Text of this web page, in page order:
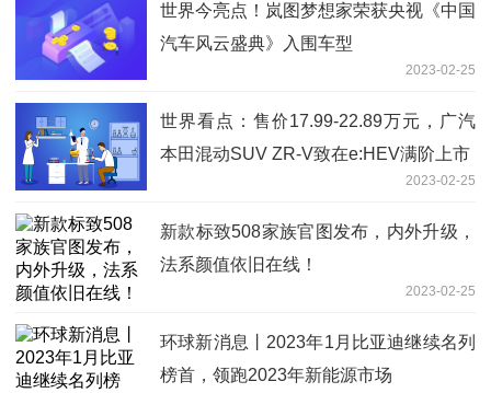
世界今亮点！岚图梦想家荣获央视《中国
汽车风云盛典》入围车型
2023-02-25
世界看点：售价17.99-22.89万元，广汽
本田混动SUV ZR-V致在e:HEV满阶上市
2023-02-25
新款标致508家族官图发布，内外升级，
法系颜值依旧在线！
2023-02-25
环球新消息丨2023年1月比亚迪继续名列
榜首，领跑2023年新能源市场